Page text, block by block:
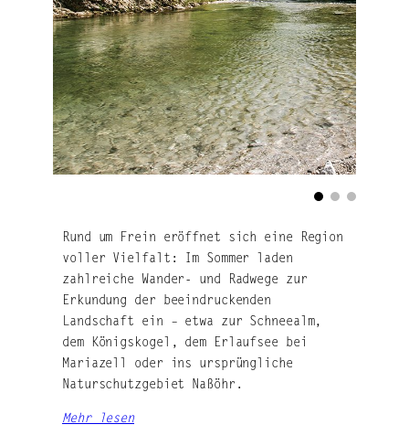
Rund um Frein eröffnet sich eine Region
voller Vielfalt: Im Sommer laden
zahlreiche Wander- und Radwege zur
Erkundung der beeindruckenden
Landschaft ein – etwa zur Schneealm,
dem Königskogel, dem Erlaufsee bei
Mariazell oder ins ursprüngliche
Naturschutzgebiet Naßöhr.
Mehr lesen